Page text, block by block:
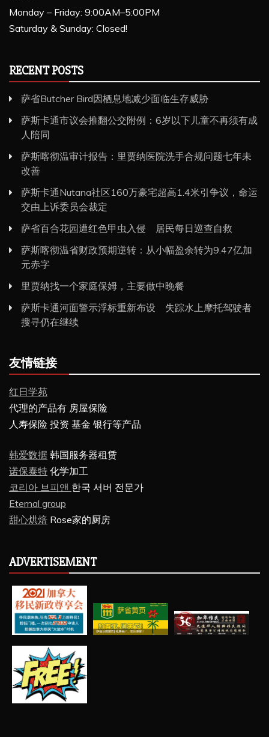
Monday – Friday: 9:00AM–5:00PM
Saturday & Sunday: Closed!
RECENT POSTS
萨省Butcher Bird因栖息地减少面临生存威胁
萨斯卡通市议会推翻公交附例：6岁以下儿童不再须有成
人陪同
萨斯喀彻温审计报告：里贾纳医院洗手合规问题七年未
改善
萨斯卡通Nutana社区160万豪宅超高1.4米引争议，命运
交由上诉委员会裁定
萨省百合花园遭红色甲虫入侵 居民每日巡查自救
萨斯喀彻温省财政预期逆转：从小幅盈余转为9.47亿加
元赤字
里贾纳找一个家庭保姆，主要做中晚餐
萨斯卡通河面警示浮标重新布设 失踪水上摩托驾驶者
搜寻仍在继续
友情链接
红日学苑
代理的产品有 房屋保险
人寿保险 投资 基金 银行等产品
韩爱数据 韩国服务器租赁
诺保泰特 化学加工
코리아 브피앤 한국 서버 전문가
Eternal group
甜心烘焙 Rose家的厨房
ADVERTISEMENT